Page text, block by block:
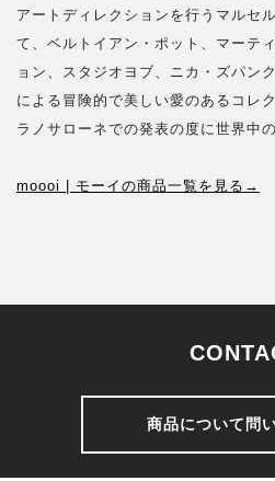
アートディレクションを行うマルセ
て、ベルトイアン・ポット、マーテ
ョン、スタジオヨブ、ニカ・ズパン
による冒険的で美しい愛のあるコレ
ラノサローネでの発表の度に世界中
moooi | モーイの商品一覧を見る→
商品について問